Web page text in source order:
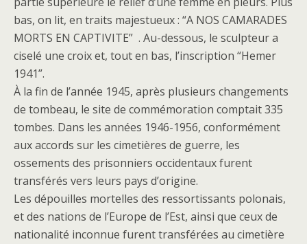
bas, on lit, en traits majestueux : “A NOS CAMARADES
MORTS EN CAPTIVITE” . Au-dessous, le sculpteur a
ciselé une croix et, tout en bas, l’inscription “Hemer
1941”.
À la fin de l’année 1945, après plusieurs changements
de tombeau, le site de commémoration comptait 335
tombes. Dans les années 1946-1956, conformément
aux accords sur les cimetières de guerre, les
ossements des prisonniers occidentaux furent
transférés vers leurs pays d’origine.
Les dépouilles mortelles des ressortissants polonais,
et des nations de l’Europe de l’Est, ainsi que ceux de
nationalité inconnue furent transférées au cimetière